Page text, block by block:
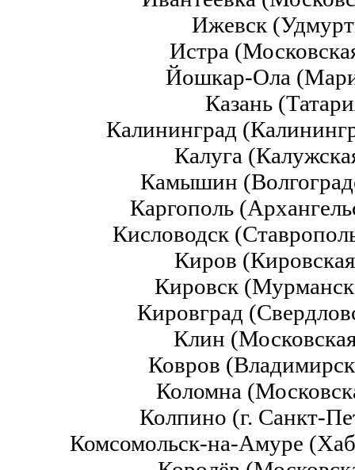
Ижевск
Истра
Йошкар-Ола
Казань
Калининград
Калуга
Камышин
Каргополь
Кисловодск
Киров
Кировск
Кировград
Клин
Ковров
Коломна
Колпино (г. Санкт-
Комсомольск-на-Амуре